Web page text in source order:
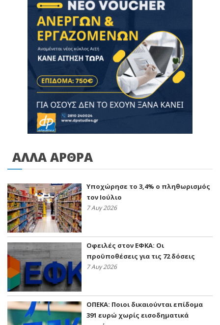
ΑΛΛΑ ΑΡΘΡΑ
Υποχώρησε το 3,4% ο πληθωρισμός
τον Ιούλιο
7 Αυγ 2026
Οφειλές στον ΕΦΚΑ: Οι
προϋποθέσεις για τις 72 δόσεις
7 Αυγ 2026
ΟΠΕΚΑ: Ποιοι δικαιούνται επίδομα
391 ευρώ χωρίς εισοδηματικά